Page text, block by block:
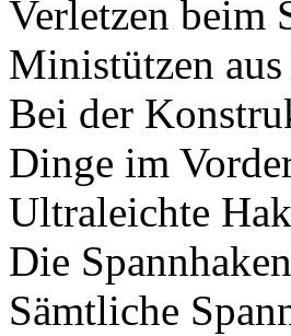
Verletzen beim
Ministützen
Bei der
Dinge im
Ultraleichte
Die
Sämtliche